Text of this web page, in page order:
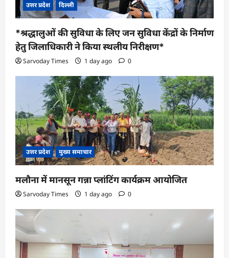
उत्तर प्रदेश दिल्ली
*श्रद्धालुओं की सुविधा के लिए जन सुविधा केंद्रों के निर्माण
हेतु जिलाधिकारी ने किया स्थलीय निरीक्षण*
Sarvoday Times 1 day ago 0
उत्तर प्रदेश मुख्य समाचार
मलौना में मानसून गन्ना प्लांटिंग कार्यक्रम आयोजित
Sarvoday Times 1 day ago 0